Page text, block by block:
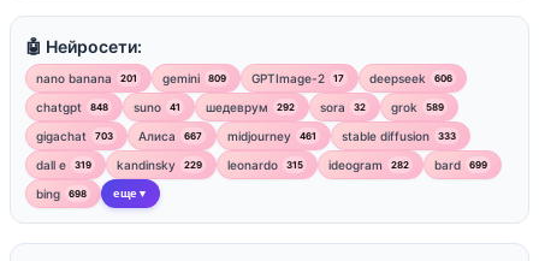
🤖 Нейросети:
nano banana 201 gemini 809 GPTImage-2 17 deepseek 606
chatgpt 848 suno 41 шедеврум 292 sora 32 grok 589
gigachat 703 Алиса 667 midjourney 461 stable diffusion 333
dall e 319 kandinsky 229 leonardo 315 ideogram 282 bard 699
bing 698 еще ▼